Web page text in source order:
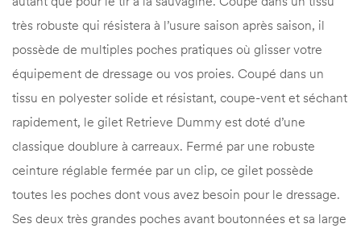
très robuste qui résistera à l’usure saison après saison, il
possède de multiples poches pratiques où glisser votre
équipement de dressage ou vos proies. Coupé dans un
tissu en polyester solide et résistant, coupe-vent et séchant
rapidement, le gilet Retrieve Dummy est doté d’une
classique doublure à carreaux. Fermé par une robuste
ceinture réglable fermée par un clip, ce gilet possède
toutes les poches dont vous avez besoin pour le dressage.
Ses deux très grandes poches avant boutonnées et sa large